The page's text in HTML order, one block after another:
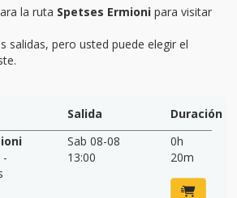
la ruta Spetses Ermioni para visitar
salidas, pero usted puede elegir el
Salida
Duración
-
Sab 08-08
13:00
0h
20m